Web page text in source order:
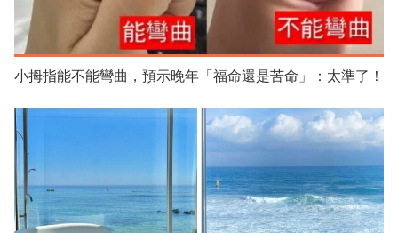
小拇指能不能彎曲，預示晚年「福命還是苦命」：太準了！